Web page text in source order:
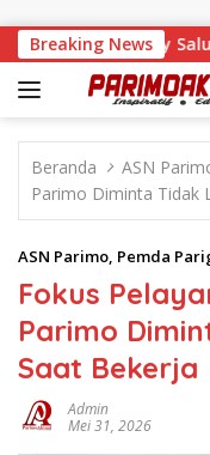
Breaking News
Feinny
Beranda ASN
Parimo Diminta Tidak
ASN Parimo, Pemda
Fokus
Parimo
Saat Bekerja
Admin
Mei 31, 2026